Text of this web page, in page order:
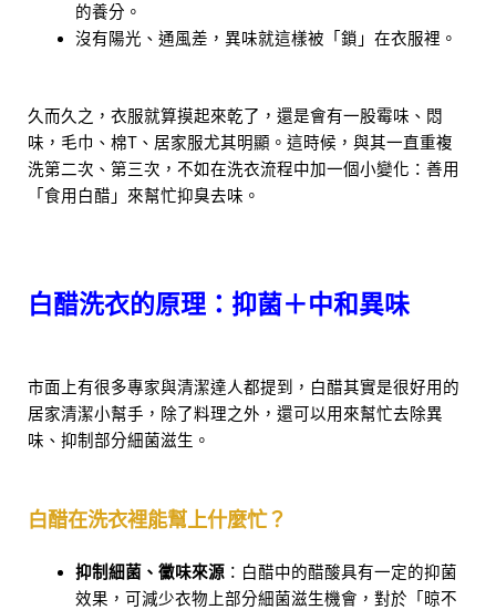
的養分。
沒有陽光、通風差，異味就這樣被「鎖」在衣服裡。
久而久之，衣服就算摸起來乾了，還是會有一股霉味、悶
味，毛巾、棉T、居家服尤其明顯。這時候，與其一直重複
洗第二次、第三次，不如在洗衣流程中加一個小變化：善用
「食用白醋」來幫忙抑臭去味。
白醋洗衣的原理：抑菌＋中和異味
市面上有很多專家與清潔達人都提到，白醋其實是很好用的
居家清潔小幫手，除了料理之外，還可以用來幫忙去除異
味、抑制部分細菌滋生。
白醋在洗衣裡能幫上什麼忙？
抑制細菌、黴味來源 ：白醋中的醋酸具有一定的抑菌
效果，可減少衣物上部分細菌滋生機會，對於「晾不